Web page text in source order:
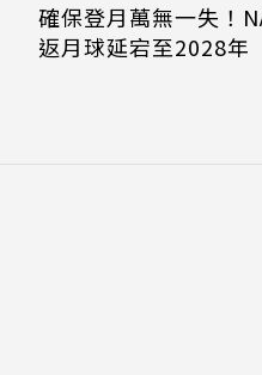
確保登月萬無一失！
返月球延宕至2028年